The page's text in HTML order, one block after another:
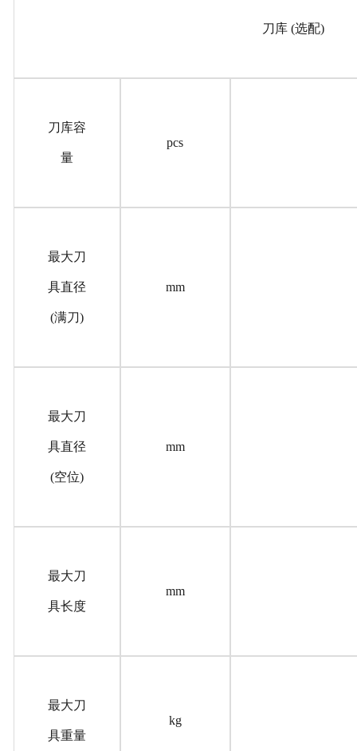
刀库 (选配)
刀库容
量
pcs
最大刀
具直径
(满刀)
mm
最大刀
具直径
(空位)
mm
最大刀
具长度
mm
最大刀
具重量
kg